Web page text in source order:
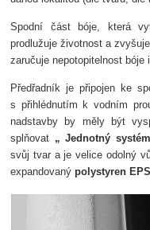
Spodní část bóje, která
prodlužuje životnost a
zaručuje nepotopitelnost bóje
Předřadník je připojen ke
s přihlédnutím k vodním
nadstavby by měly být
splňovat „ Jednotný
svůj tvar a je velice odolný
expandovanýpolystyren